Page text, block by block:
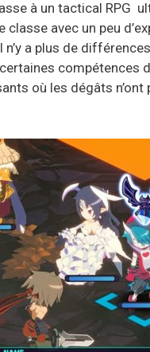
à un tactical RPG
avec un peu
a plus de
compétences
où les dégâts